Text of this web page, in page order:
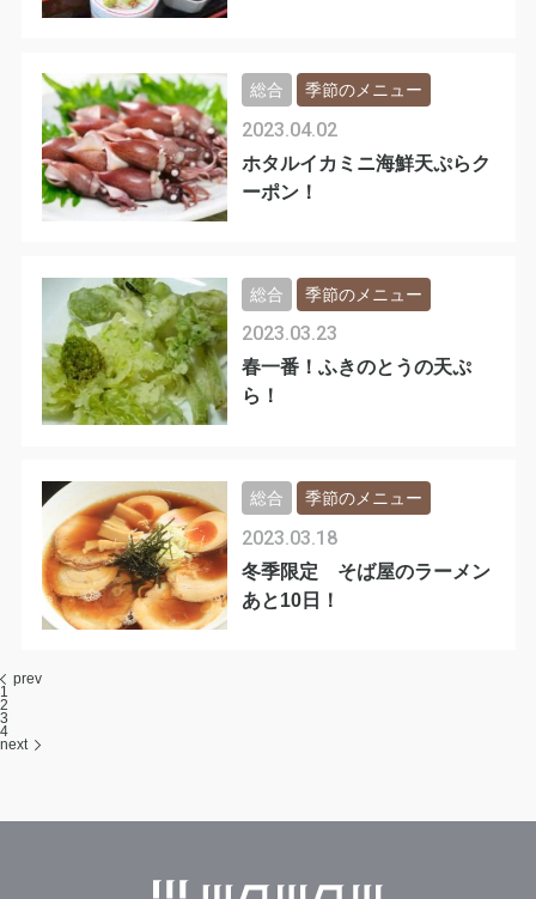
ホタルイカミニ海鮮天ぷらク
ーポン！
2023.04.02
総合 季節のメニュー
春一番！ふきのとうの天ぷ
ら！
2023.03.23
総合 季節のメニュー
冬季限定 そば屋のラーメン
あと10日！
2023.03.18
総合 季節のメニュー
prev
1
2
3
4
next